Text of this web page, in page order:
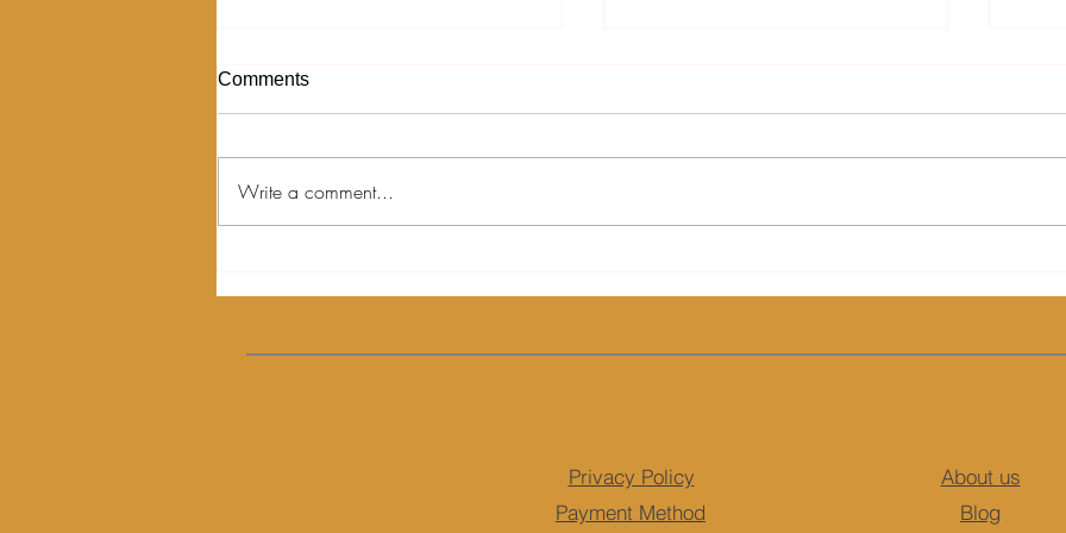
Comments
Write a comment...
Privacy Policy
Payment Method
About us
Blog